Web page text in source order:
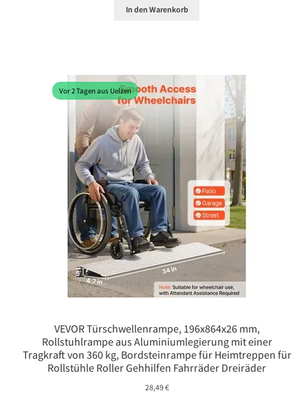
In den Warenkorb
Vor 2 Tagen aus Uelzen
VEVOR Türschwellenrampe, 196x864x26 mm,
Rollstuhlrampe aus Aluminiumlegierung mit einer
Tragkraft von 360 kg, Bordsteinrampe für Heimtreppen für
Rollstühle Roller Gehhilfen Fahrräder Dreiräder
28,49€